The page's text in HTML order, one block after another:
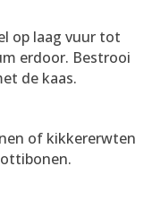
op laag vuur tot
erdoor. Bestrooi
de kaas.
of kikkererwten